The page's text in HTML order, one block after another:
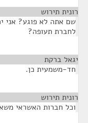
רונית תירוש
שם אתה לא פוגע? אני
לחברת תעופה?
יגאל ברקת
חד-משמעית כן.
רונית תירוש
וכל חברות האשראי